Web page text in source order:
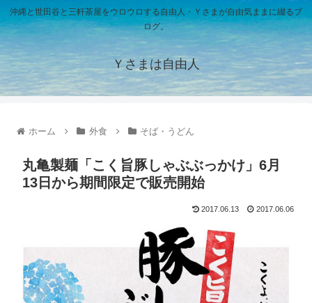
沖縄と世田谷と三軒茶屋をウロウロする自由人・Ｙさまが自由気ままに綴るブ
ログ。
Ｙさまは自由人
ホーム 外食 そば・うどん
丸亀製麺「こく旨豚しゃぶぶっかけ」6月
13日から期間限定で販売開始
2017.06.13 2017.06.06